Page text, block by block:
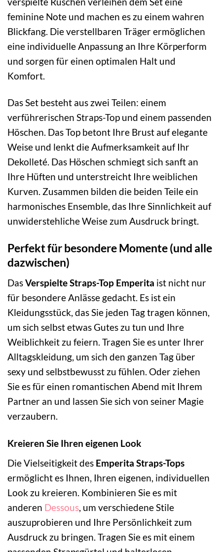
feminine Note und machen es zu einem wahren
Blickfang. Die verstellbaren Träger ermöglichen
eine individuelle Anpassung an Ihre Körperform
und sorgen für einen optimalen Halt und
Komfort.
Das Set besteht aus zwei Teilen: einem
verführerischen Straps-Top und einem passenden
Höschen. Das Top betont Ihre Brust auf elegante
Weise und lenkt die Aufmerksamkeit auf Ihr
Dekolleté. Das Höschen schmiegt sich sanft an
Ihre Hüften und unterstreicht Ihre weiblichen
Kurven. Zusammen bilden die beiden Teile ein
harmonisches Ensemble, das Ihre Sinnlichkeit auf
unwiderstehliche Weise zum Ausdruck bringt.
Perfekt für besondere Momente (und alle
dazwischen)
DasVerspielte Straps-Top Emperita ist nicht nur
für besondere Anlässe gedacht. Es ist ein
Kleidungsstück, das Sie jeden Tag tragen können,
um sich selbst etwas Gutes zu tun und Ihre
Weiblichkeit zu feiern. Tragen Sie es unter Ihrer
Alltagskleidung, um sich den ganzen Tag über
sexy und selbstbewusst zu fühlen. Oder ziehen
Sie es für einen romantischen Abend mit Ihrem
Partner an und lassen Sie sich von seiner Magie
verzaubern.
Kreieren Sie Ihren eigenen Look
Die Vielseitigkeit des Emperita Straps-Tops
ermöglicht es Ihnen, Ihren eigenen, individuellen
Look zu kreieren. Kombinieren Sie es mit
anderen Dessous , um verschiedene Stile
auszuprobieren und Ihre Persönlichkeit zum
Ausdruck zu bringen. Tragen Sie es mit einem